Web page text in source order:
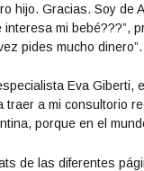
hijo. Gracias. Soy de
interesa mi
pides mucho dinero”.
Eva Giberti,
a mi consultorio
porque en el
de las diferentes